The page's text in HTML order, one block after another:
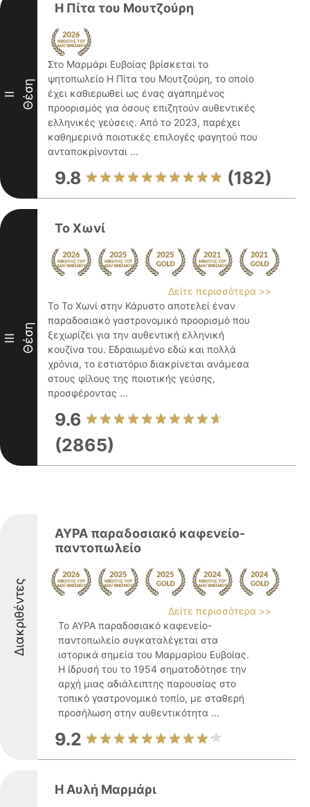
II Θέση
Η Πίτα του Μουτζούρη
Στο Μαρμάρι Ευβοίας βρίσκεται το
ψητοπωλείο Η Πίτα του Μουτζούρη, το οποίο
έχει καθιερωθεί ως ένας αγαπημένος
προορισμός για όσους επιζητούν αυθεντικές
ελληνικές γεύσεις. Από το 2023, παρέχει
καθημερινά ποιοτικές επιλογές φαγητού που
ανταποκρίνονται ...
9.8 (182)
III Θέση
Το Χωνί
Δείτε περισσότερα >>
Το Το Χωνί στην Κάρυστο αποτελεί έναν
παραδοσιακό γαστρονομικό προορισμό που
ξεχωρίζει για την αυθεντική ελληνική
κουζίνα του. Εδραιωμένο εδώ και πολλά
χρόνια, το εστιατόριο διακρίνεται ανάμεσα
στους φίλους της ποιοτικής γεύσης,
προσφέροντας ...
9.6
(2865)
Διακριθέντες
ΑΥΡΑ παραδοσιακό καφενείο-
παντοπωλείο
Δείτε περισσότερα >>
Το ΑΥΡΑ παραδοσιακό καφενείο-
παντοπωλείο συγκαταλέγεται στα
ιστορικά σημεία του Μαρμαρίου Ευβοίας.
Η ίδρυσή του το 1954 σηματοδότησε την
αρχή μιας αδιάλειπτης παρουσίας στο
τοπικό γαστρονομικό τοπίο, με σταθερή
προσήλωση στην αυθεντικότητα ...
9.2
Η Αυλή Μαρμάρι